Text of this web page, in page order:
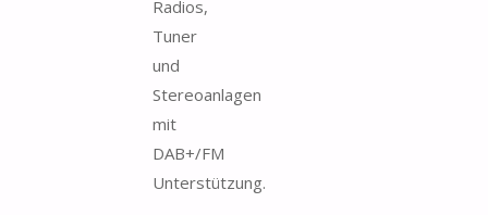
Radios,
Tuner
und
Stereoanlagen
mit
DAB+/FM
Unterstützung.